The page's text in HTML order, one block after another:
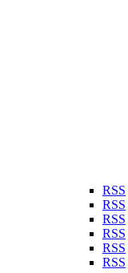
RSS
RSS
RSS
RSS
RSS
RSS